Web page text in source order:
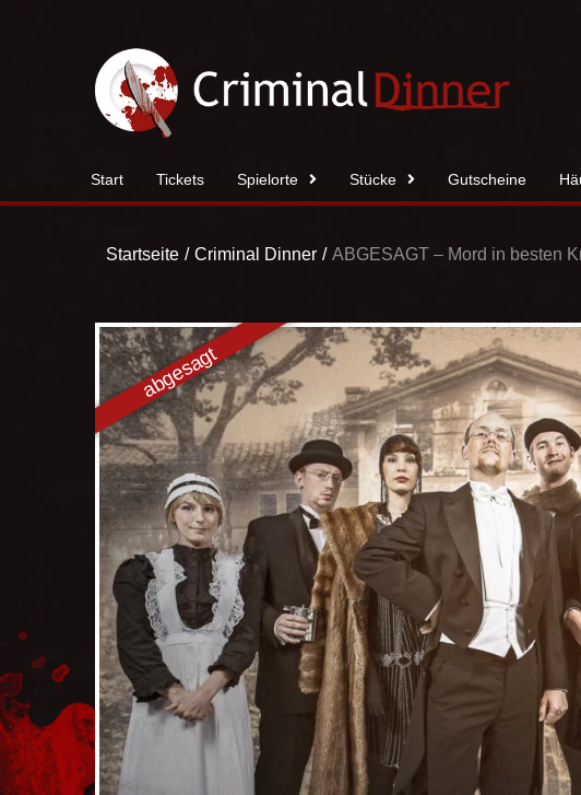
Start Tickets Spielorte Stücke Gutscheine
Startseite Criminal Dinner ABGESAGT – Mord in besten